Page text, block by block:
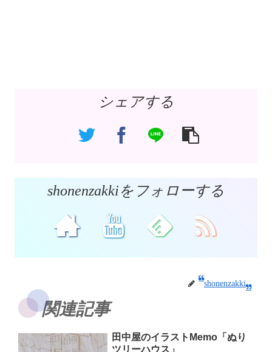
シェアする
shonenzakkiをフォローする
shonenzakki
関連記事
田中屋のイラストMemo「ぬり
ツリーハウス」